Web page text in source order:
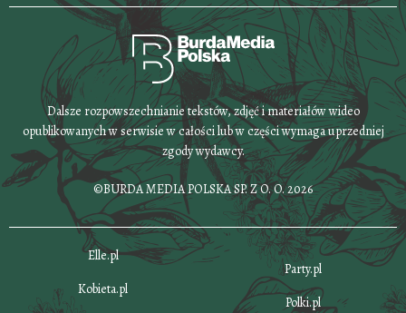
Dalsze rozpowszechnianie tekstów, zdjęć i materiałów wideo
opublikowanych w serwisie w całości lub w części wymaga uprzedniej
zgody wydawcy.
©BURDA MEDIA POLSKA SP. Z O. O. 2026
Elle.pl
Kobieta.pl
Party.pl
Polki.pl